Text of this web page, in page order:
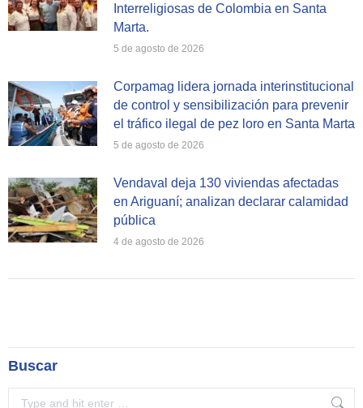
Interreligiosas de Colombia en Santa
Marta.
5 de agosto de 2026
Corpamag lidera jornada interinstitucional
de control y sensibilización para prevenir
el tráfico ilegal de pez loro en Santa Marta
5 de agosto de 2026
Vendaval deja 130 viviendas afectadas
en Ariguaní; analizan declarar calamidad
pública
4 de agosto de 2026
Buscar